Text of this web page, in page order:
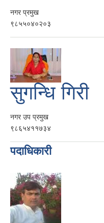
नगर प्रमुख
९८५५०४०२०३
सुगन्धि गिरी
नगर उप प्रमुख
९८६५४११७३४
पदाधिकारी